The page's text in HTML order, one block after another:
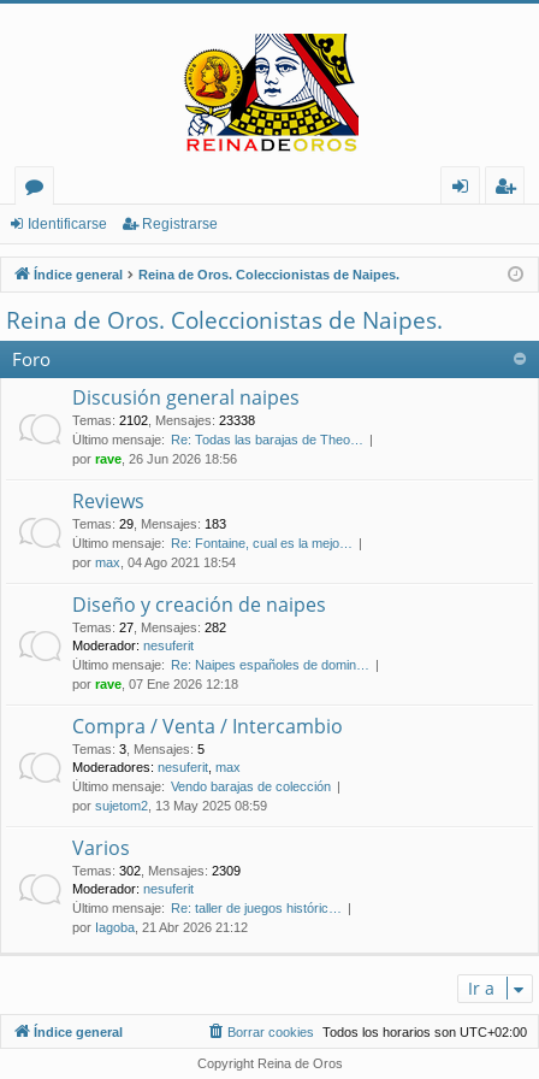
or
os
nt
ifi
ist
ra
Identificarse Registrarse
Índice general Reina de Oros. Coleccionistas de Naipes.
Reina de Oros. Coleccionistas de Naipes.
Foro
Discusión general naipes
Temas: 2102 Mensajes: 23338
Último mensaje: Re: Todas las barajas de Theo…
por rave , 26 Jun 2026 18:56
Reviews
Temas: 29 Mensajes: 183
Último mensaje: Re: Fontaine, cual es la mejo…
por max , 04 Ago 2021 18:54
Diseño y creación de naipes
Temas: 27 Mensajes: 282
Moderador: nesuferit
Último mensaje: Re: Naipes españoles de domin…
por rave , 07 Ene 2026 12:18
Compra / Venta / Intercambio
Temas: 3 Mensajes: 5
Moderadores: nesuferit max
Último mensaje: Vendo barajas de colección
por sujetom2 , 13 May 2025 08:59
Varios
Temas: 302 Mensajes: 2309
Moderador: nesuferit
Último mensaje: Re: taller de juegos históric…
por Iagoba , 21 Abr 2026 21:12
Ir a
Índice general Todos los horarios son UTC+02:00
Borrar cookies
Copyright Reina de Oros